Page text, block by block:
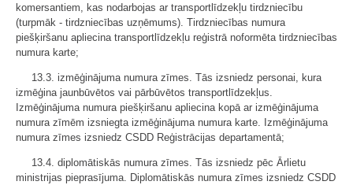
komersantiem, kas nodarbojas ar transportlīdzekļu tirdzniecību
(turpmāk - tirdzniecības uzņēmums). Tirdzniecības numura
piešķiršanu apliecina transportlīdzekļu reģistrā noformēta tirdzniecības
numura karte;
13.3. izmēģinājuma numura zīmes. Tās izsniedz personai, kura
izmēģina jaunbūvētos vai pārbūvētos transportlīdzekļus.
Izmēģinājuma numura piešķiršanu apliecina kopā ar izmēģinājuma
numura zīmēm izsniegta izmēģinājuma numura karte. Izmēģinājuma
numura zīmes izsniedz CSDD Reģistrācijas departamentā;
13.4. diplomātiskās numura zīmes. Tās izsniedz pēc Ārlietu
ministrijas pieprasījuma. Diplomātiskās numura zīmes izsniedz CSDD